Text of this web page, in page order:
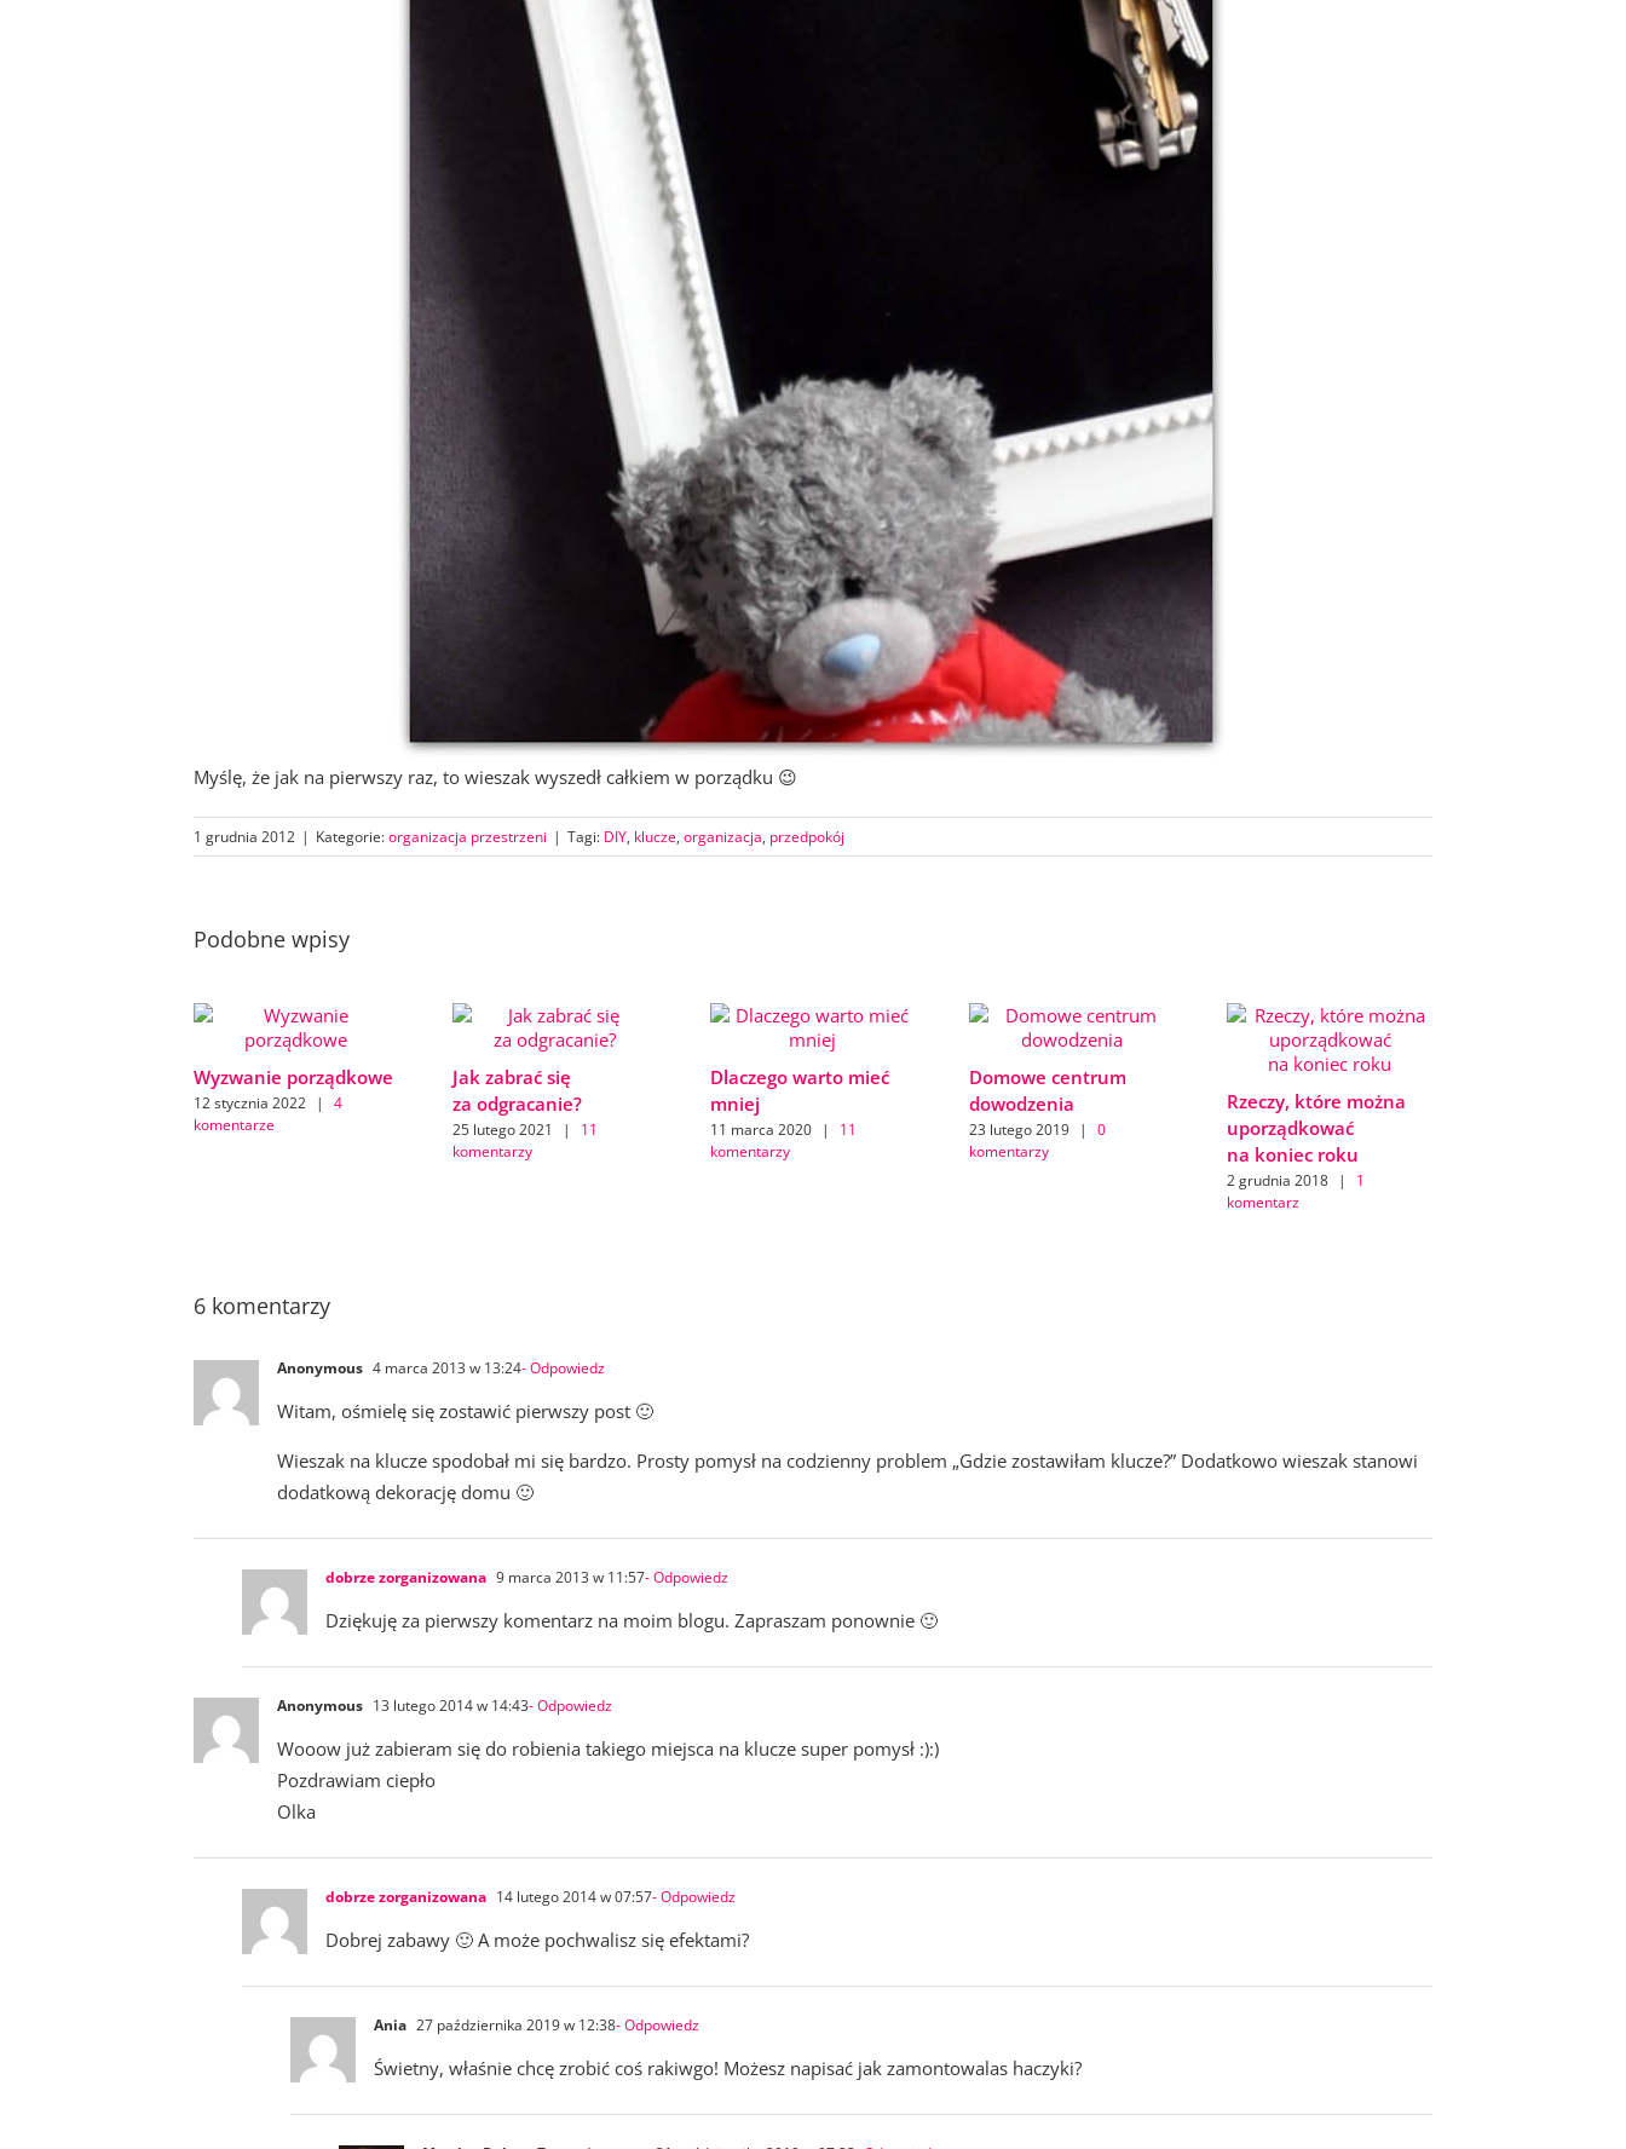
Myślę, że jak na pierwszy raz, to wieszak wyszedł całkiem w porządku 😉
1 grudnia 2012 | Kategorie:organizacja przestrzeni | Tagi: DIY, klucze, organizacja, przedpokój
Podobne wpisy
Wyzwanie porządkowe
12 stycznia 2022 |
4
komentarze
Jak zabrać się
za odgracanie?
25 lutego 2021 |
11
komentarzy
Dlaczego warto mieć
mniej
11 marca 2020 |
11
komentarzy
Domowe centrum
dowodzenia
23 lutego 2019 |
0
komentarzy
Rzeczy, które można
uporządkować
na koniec roku
2 grudnia 2018 |
1
komentarz
6 komentarzy
Anonymous 4 marca 2013 w 13:24- Odpowiedz
Witam, ośmielę się zostawić pierwszy post 🙂
Wieszak na klucze spodobał mi się bardzo. Prosty pomysł na codzienny problem „Gdzie zostawiłam klucze?” Dodatkowo wieszak stanowi
dodatkową dekorację domu 🙂
dobrze zorganizowana 9 marca 2013 w 11:57- Odpowiedz
Dziękuję za pierwszy komentarz na moim blogu. Zapraszam ponownie 🙂
Anonymous 13 lutego 2014 w 14:43- Odpowiedz
Wooow już zabieram się do robienia takiego miejsca na klucze super pomysł :):)
Pozdrawiam ciepło
Olka
dobrze zorganizowana 14 lutego 2014 w 07:57- Odpowiedz
Dobrej zabawy 🙂 A może pochwalisz się efektami?
Ania 27 października 2019 w 12:38- Odpowiedz
Świetny, właśnie chcę zrobić coś rakiwgo! Możesz napisać jak zamontowalas haczyki?